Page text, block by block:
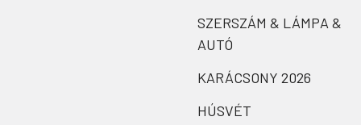
SZERSZÁM & LÁMPA &
AUTÓ
KARÁCSONY 2026
HÚSVÉT